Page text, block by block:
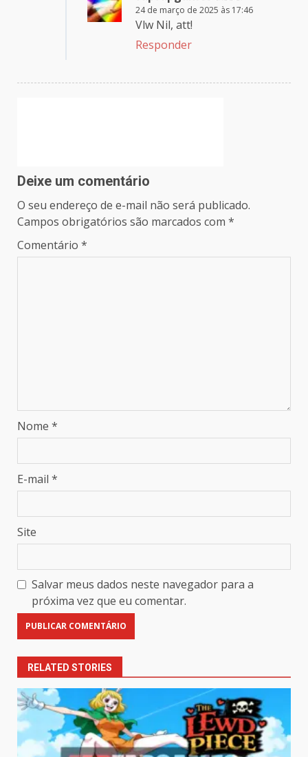
24 de março de 2025 às 17:46
Vlw Nil, att!
Responder
Deixe um comentário
O seu endereço de e-mail não será publicado.
Campos obrigatórios são marcados com *
Comentário *
Nome *
E-mail *
Site
Salvar meus dados neste navegador para a
próxima vez que eu comentar.
RELATED STORIES